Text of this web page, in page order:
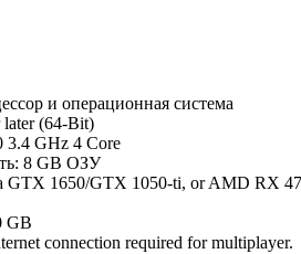
и операционная система
(64-Bit)
3.4 GHz 4 Core
8 GB ОЗУ
GTX 1650/GTX 1050-ti, or AMD RX
GB
connection required for multiplayer.